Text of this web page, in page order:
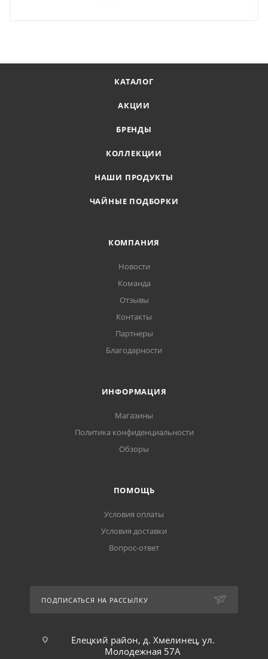
КАТАЛОГ
АКЦИИ
БРЕНДЫ
КОЛЛЕКЦИИ
НАШИ ПРОДУКТЫ
ЧАЙНЫЕ ПОДБОРКИ
КОМПАНИЯ
Новости
Команда
Отзывы
Контакты
Партнеры
Благодарности
ИНФОРМАЦИЯ
Магазины
Политика конфиденциальности
Обзоры
ПОМОЩЬ
Условия оплаты
Условия доставки
Вопрос-ответ
ПОДПИСАТЬСЯ НА РАССЫЛКУ
Елецкий район, д. Хмелинец, ул.
Молодежная 57А